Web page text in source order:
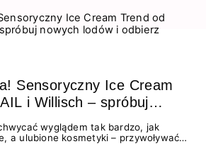
Sensoryczny Ice Cream
i Willisch – spróbuj
prezent!
wyglądem tak bardzo, jak
a ulubione kosmetyki – przywoływać